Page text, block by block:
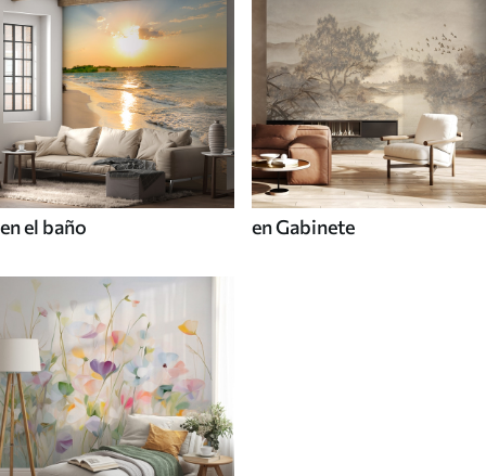
en el baño en Gabinete